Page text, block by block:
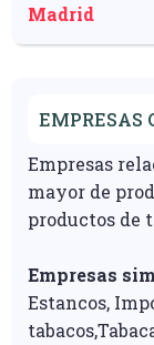
Madrid
EMPRESAS
Empresas
mayor de
productos de
Empresas
Estancos,